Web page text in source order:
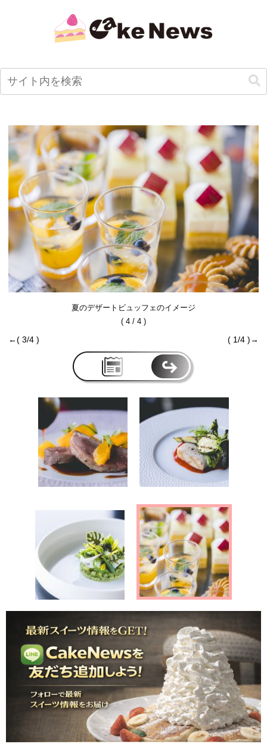
夏のデザートビュッフェのイメージ
( 4 / 4 )
←( 3/4 ) ( 1/4 )→